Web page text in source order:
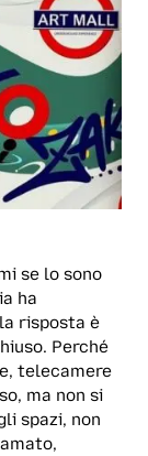
se lo sono
ha
risposta è
Perché
telecamere
ma non si
spazi, non